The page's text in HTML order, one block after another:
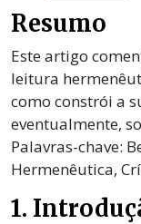
Resumo
Este artigo
leitura
como constrói a
eventualmente,
Palavras-chave:
Hermenêutica,
1.